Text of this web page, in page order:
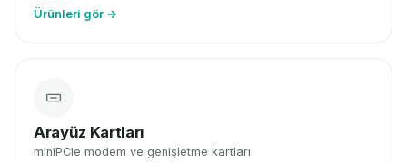
Ürünleri gör →
Arayüz Kartları
miniPCIe modem ve genişletme kartları